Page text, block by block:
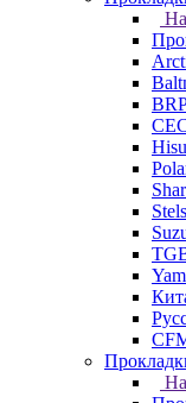
Stels